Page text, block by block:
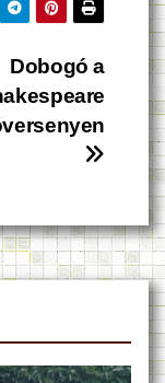
Dobogó a